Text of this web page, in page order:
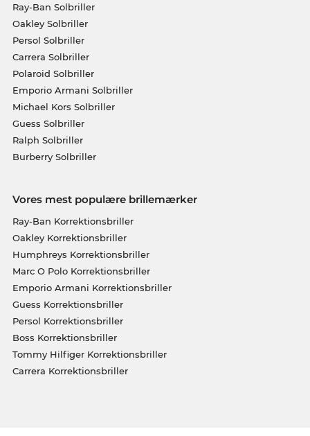
Ray-Ban Solbriller
Oakley Solbriller
Persol Solbriller
Carrera Solbriller
Polaroid Solbriller
Emporio Armani Solbriller
Michael Kors Solbriller
Guess Solbriller
Ralph Solbriller
Burberry Solbriller
Vores mest populære brillemærker
Ray-Ban Korrektionsbriller
Oakley Korrektionsbriller
Humphreys Korrektionsbriller
Marc O Polo Korrektionsbriller
Emporio Armani Korrektionsbriller
Guess Korrektionsbriller
Persol Korrektionsbriller
Boss Korrektionsbriller
Tommy Hilfiger Korrektionsbriller
Carrera Korrektionsbriller